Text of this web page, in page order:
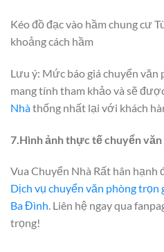
Kéo đồ đạc vào hầm chung cư
khoảng cách hầm
Lưu ý: Mức báo giá chuyển
mang tính tham khảo và sẽ
Nhàthống nhất lại với khách
7.Hình ảnh thực tế chuyển
Vua Chuyển Nhà Rất hân hạnh
Dịch vụ chuyển văn phòng
Ba Đình. Liên hệ ngay qua
trọng!